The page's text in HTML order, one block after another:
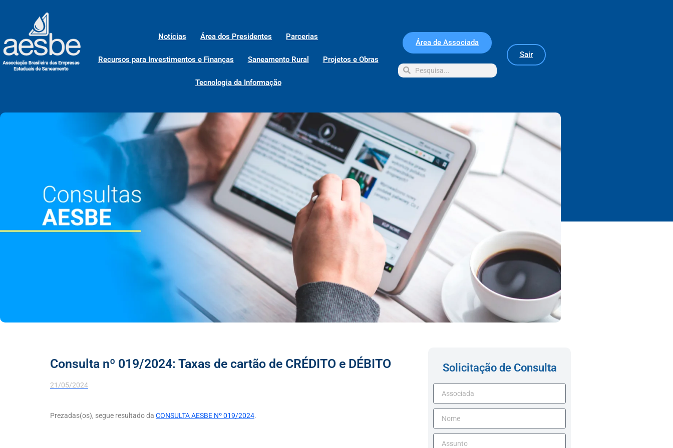
Notícias Área dos Presidentes Parcerias
Recursos para Investimentos e Finanças Saneamento Rural Projetos e Obras
Tecnologia da Informação
Área de Associada
Sair
Consulta nº 019/2024: Taxas de cartão de CRÉDITO e DÉBITO
21/05/2024
Prezadas(os), segue resultado da CONSULTA AESBE Nº 019/2024.
Solicitação de Consulta